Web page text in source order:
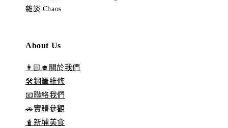
雜談 Chaos
About Us
👩🏻‍🎓關於我們
🛠️鋼筆維修
📧聯絡我們
🚗實體參觀
🧋新埔美食